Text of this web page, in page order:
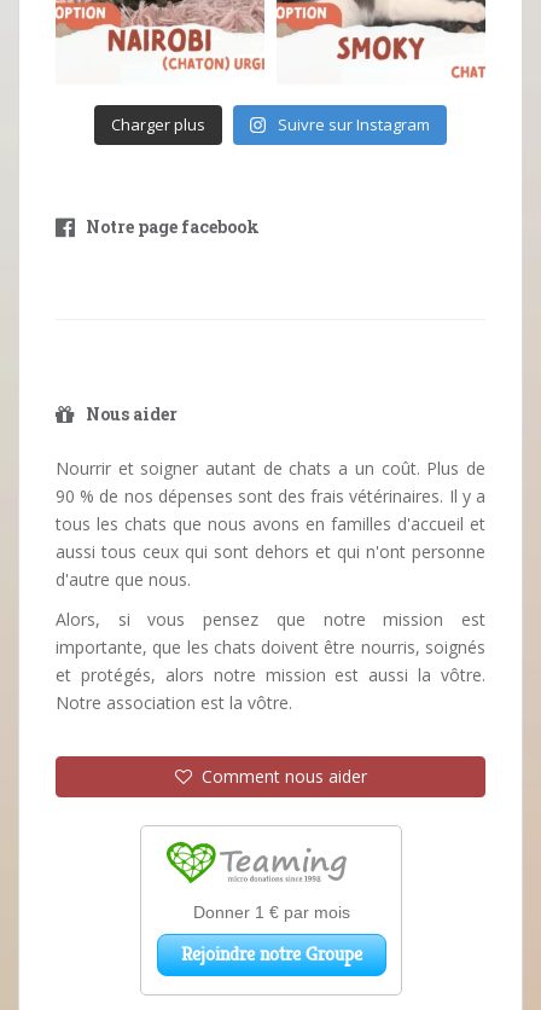
Charger plus Suivre sur Instagram
Notre page facebook
Nous aider
Nourrir et soigner autant de chats a un coût. Plus de
90 % de nos dépenses sont des frais vétérinaires. Il y a
tous les chats que nous avons en familles d'accueil et
aussi tous ceux qui sont dehors et qui n'ont personne
d'autre que nous.
Alors, si vous pensez que notre mission est
importante, que les chats doivent être nourris, soignés
et protégés, alors notre mission est aussi la vôtre.
Notre association est la vôtre.
Comment nous aider